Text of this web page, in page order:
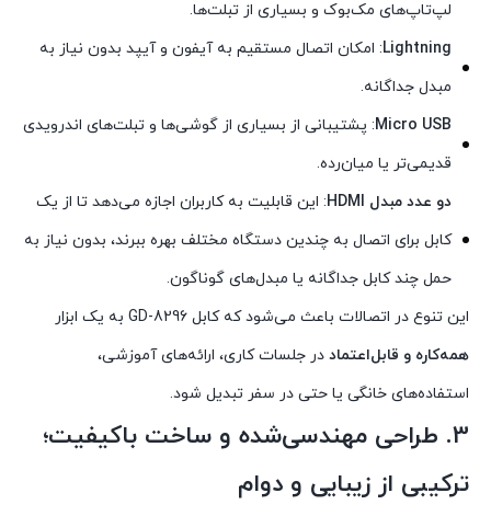
لپ‌تاپ‌های مک‌بوک و بسیاری از تبلت‌ها.
Lightning: امکان اتصال مستقیم به آیفون و آیپد بدون نیاز به
مبدل جداگانه.
Micro USB: پشتیبانی از بسیاری از گوشی‌ها و تبلت‌های اندرویدی
قدیمی‌تر یا میان‌رده.
دو عدد مبدل HDMI
: این قابلیت به کاربران اجازه می‌دهد تا از یک
کابل برای اتصال به چندین دستگاه مختلف بهره ببرند، بدون نیاز به
حمل چند کابل جداگانه یا مبدل‌های گوناگون.
این تنوع در اتصالات باعث می‌شود که کابل GD-8296 به یک ابزار
همه‌کاره و قابل‌اعتماد در جلسات کاری، ارائه‌های آموزشی،
استفاده‌های خانگی یا حتی در سفر تبدیل شود.
3. طراحی مهندسی‌شده و ساخت باکیفیت؛
ترکیبی از زیبایی و دوام